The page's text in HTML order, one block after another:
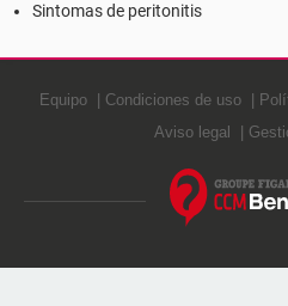
Sintomas de peritonitis
Equipo Condiciones de uso
Aviso legal